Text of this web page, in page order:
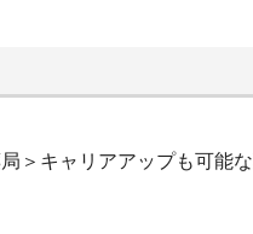
＞キャリアアップも可能